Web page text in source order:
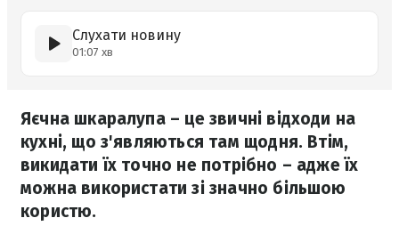
Слухати новину
01:07 хв
Яєчна шкаралупа – це звичні відходи на
кухні, що з'являються там щодня. Втім,
викидати їх точно не потрібно – адже їх
можна використати зі значно більшою
користю.